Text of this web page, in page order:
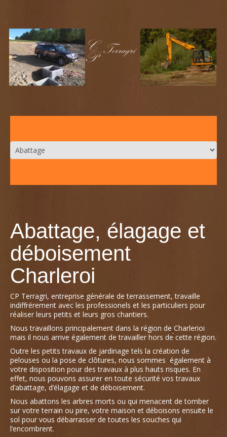
Abattage, élagage et
déboisement
Charleroi
CP Terragri, entreprise générale de terrassement, travaille
indiffrérement avec les professionels et les particuliers pour
réaliser leurs petits et leurs gros chantiers.
Nous travaillons principalement dans la région de Charlerioi
mais il nous arrive également de travailler hors de cette région.
Outre les petits travaux de jardinage tels la création de
pelouses ou la pose de clôtures, nous sommes également à
votre disposition pour des travaux à plus hauts risques. En
effet, nous pouvons assurer en toute sécurité vos travaux
d’abattage, d’élagage et de déboisement.
Nous abattons les arbres morts ou qui menacent de tomber
sur votre terrain ou pire, votre maison et déboisons ensuite le
sol pour vous débarrasser de toutes les souches qui
l’encombrent.